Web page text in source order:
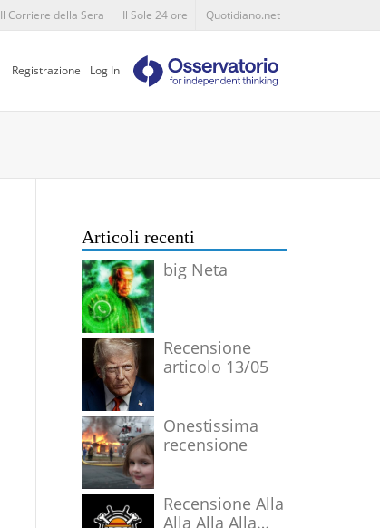
Il Corriere della Sera Il Sole 24 ore Quotidiano.net
Registrazione Log In
Articoli recenti
big Neta
Recensione
articolo 13/05
Onestissima
recensione
Recensione Alla
Alla Alla Alla